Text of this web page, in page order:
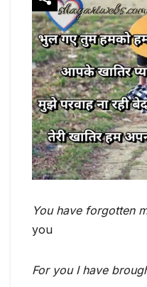
You have forgotten
you
For you I have